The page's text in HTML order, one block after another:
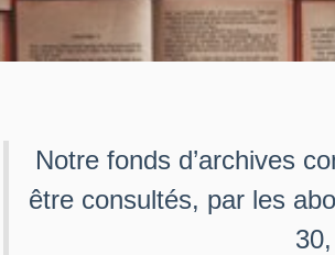
Notre fonds d’archives
être consultés, par les